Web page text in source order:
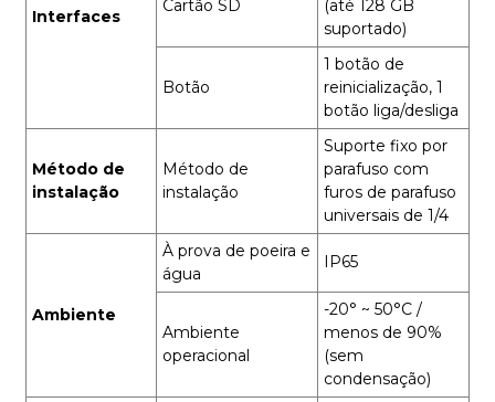
Interfaces
Cartão SD
(até 128 GB
suportado)
Botão
1 botão de
reinicialização, 1
botão liga/desliga
Método de
instalação
Método de
instalação
Suporte fixo por
parafuso com
furos de parafuso
universais de 1/4
Ambiente
À prova de poeira e
água
IP65
Ambiente
operacional
-20° ~ 50°C /
menos de 90%
(sem
condensação)